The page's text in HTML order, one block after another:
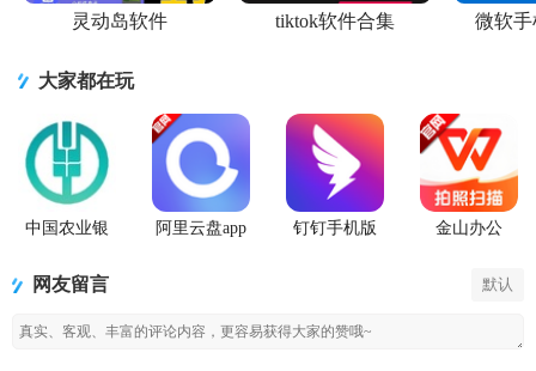
灵动岛软件 tiktok软件合集 微软手
大家都在玩
中国农业银
阿里云盘app
钉钉手机版
金山办公
新版
网友留言 默认